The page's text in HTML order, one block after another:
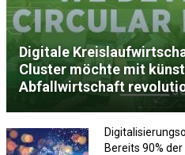
Digitale
Cluster möchte mit
Abfallwirtschaft
Bereits 90%